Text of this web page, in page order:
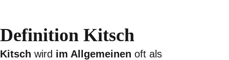
Definition Kitsch
Kitsch wird im Allgemeinen oft als